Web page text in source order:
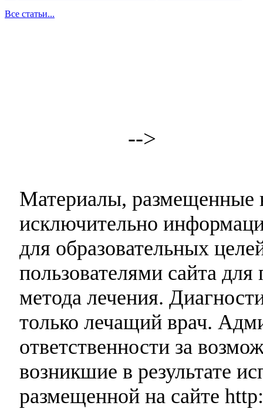
Все статьи...
-->
Материалы, размещенные
исключительно
для образовательных
пользователями сайта
метода лечения.
только лечащий врач.
ответственности за
возникшие в результате
размещенной на сайте